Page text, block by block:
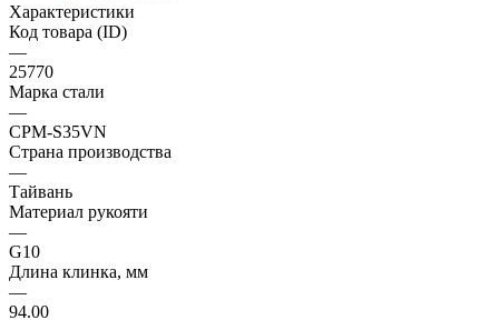
Характеристики
Код товара (ID)
—
25770
Марка стали
—
CPM-S35VN
Страна производства
—
Тайвань
Материал рукояти
—
G10
Длина клинка, мм
—
94.00